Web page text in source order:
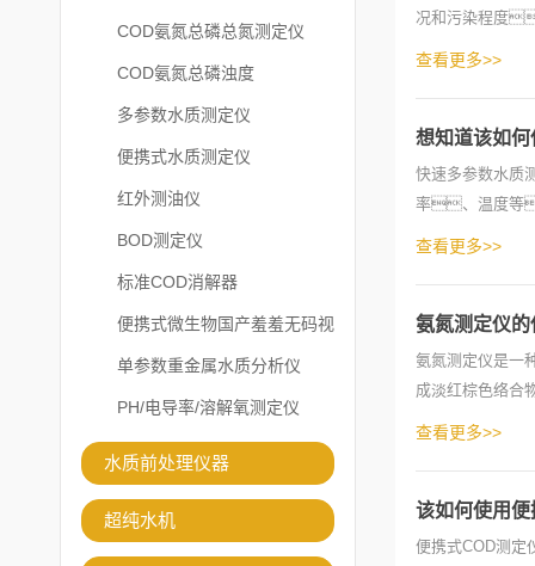
COD氨氮总磷总氮测定仪
COD氨氮总磷浊度
多参数水质测定仪
便携式水质测定仪
红外测油仪
BOD测定仪
标准COD消解器
便携式微生物国产羞羞无码视
频在线观看免费
单参数重金属水质分析仪
PH/电导率/溶解氧测定仪
水质前处理仪器
超纯水机
况和污染程度
中有机物含量
查看更多>>
想知道该如
快速多参数水
率、温度等
作：a.将仪
查看更多>>
氨氮测定仪
氨氮测定仪是
成淡红棕色络
下：1、
查看更多>>
该如何使用
便携式COD测